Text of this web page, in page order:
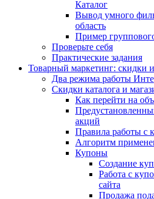
Каталог
Вывод умного
область
Пример
Проверьте себя
Практические задания
Товарный маркетинг: скидки
Два режима работы
Скидки каталога и
Как перейти на
акций
Правила работы с
Алгоритм
Купоны
Создание
Работа с
сайта
Продажа